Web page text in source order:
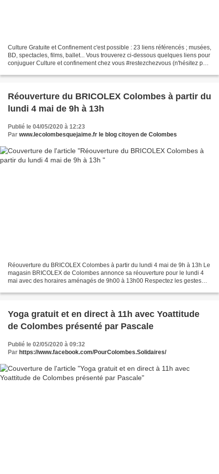
Culture Gratuite et Confinement c'est possible : 23 liens référencés ; musées,
BD, spectacles, films, ballet... Vous trouverez ci-dessous quelques liens pour
conjuguer Culture et confinement chez vous #restezchezvous (n'hésitez pas
Réouverture du BRICOLEX Colombes à partir du
lundi 4 mai de 9h à 13h
Publié le 04/05/2020 à 12:23
Par www.lecolombesquejaime.fr le blog citoyen de Colombes
Réouverture du BRICOLEX Colombes à partir du lundi 4 mai de 9h à 13h Le
magasin BRICOLEX de Colombes annonce sa réouverture pour le lundi 4
mai avec des horaires aménagés de 9h00 à 13h00 Respectez les gestes
Yoga gratuit et en direct à 11h avec Yoattitude
de Colombes présenté par Pascale
Publié le 02/05/2020 à 09:32
Par https://www.facebook.com/PourColombes.Solidaires/